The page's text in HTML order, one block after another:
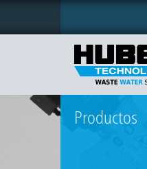
Productos